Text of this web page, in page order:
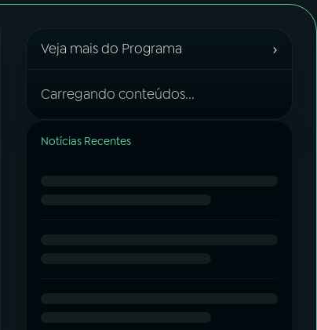
Veja mais do Programa ›
Carregando conteúdos...
Notícias Recentes